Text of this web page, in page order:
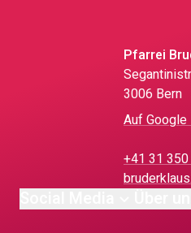
Pfarrei
3006 Bern
Auf
+41 31